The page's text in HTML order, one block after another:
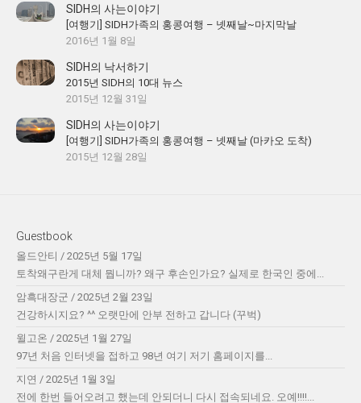
SIDH의 사는이야기
[여행기] SIDH가족의 홍콩여행 – 넷째날~마지막날
2016년 1월 8일
SIDH의 낙서하기
2015년 SIDH의 10대 뉴스
2015년 12월 31일
SIDH의 사는이야기
[여행기] SIDH가족의 홍콩여행 – 넷째날 (마카오 도착)
2015년 12월 28일
Guestbook
올드안티 / 2025년 5월 17일
토착왜구란게 대체 뭡니까? 왜구 후손인가요? 실제로 한국인 중에...
암흑대장군 / 2025년 2월 23일
건강하시지요? ^^ 오랫만에 안부 전하고 갑니다 (꾸벅)
윌고온 / 2025년 1월 27일
97년 처음 인터넷을 접하고 98년 여기 저기 홈페이지를...
지연 / 2025년 1월 3일
전에 한번 들어오려고 했는데 안되더니 다시 접속되네요. 오예!!!!...